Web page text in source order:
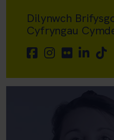
Dilynwch
Cyfryngau